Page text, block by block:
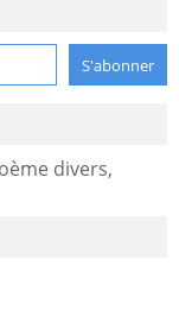
divers,